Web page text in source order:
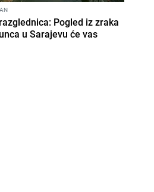
Pogled iz zraka
u Sarajevu će vas